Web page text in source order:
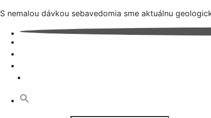
S nemalou dávkou sebavedomia sme aktuálnu